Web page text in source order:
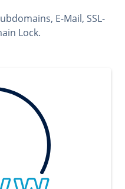
E-Mail, SSL-
Lock.